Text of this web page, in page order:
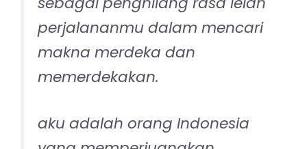
perjalananmu dalam mencari
makna merdeka dan
memerdekakan.
aku adalah orang Indonesia